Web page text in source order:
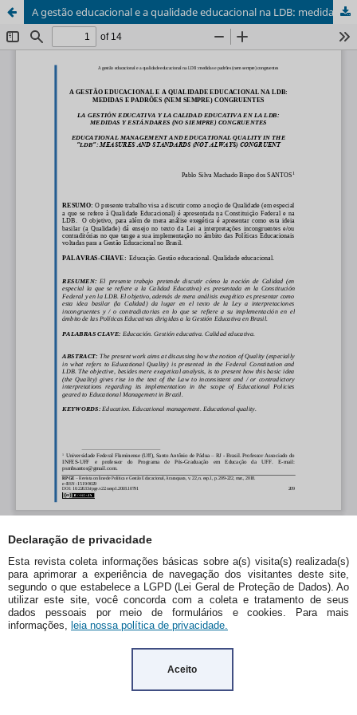
Declaração de privacidade
Esta revista coleta informações básicas sobre a(s) visita(s) realizada(s)
para aprimorar a experiência de navegação dos visitantes deste site,
segundo o que estabelece a LGPD (Lei Geral de Proteção de Dados). Ao
utilizar este site, você concorda com a coleta e tratamento de seus
dados pessoais por meio de formulários e cookies. Para mais
informações, leia nossa política de privacidade.
Aceito
A gestão educacional e a qualidade educacional na LDB: medidas e padrões (nem sempre) congruentes